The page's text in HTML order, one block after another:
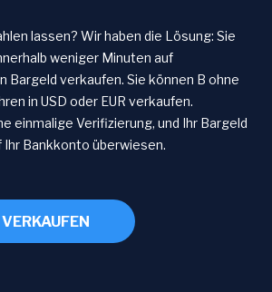
lassen? Wir haben die Lösung: Sie
weniger Minuten auf
Bargeld verkaufen. Sie können B ohne
in USD oder EUR verkaufen.
einmalige Verifizierung, und Ihr Bargeld
Bankkonto überwiesen.